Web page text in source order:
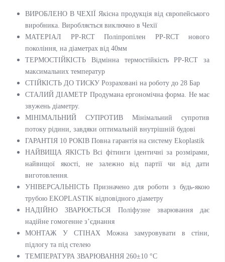
ВИРОБЛЕНО В ЧЕХІЇ Якісна продукція від європейського
виробника. Виробляється виключно в Чехії
МАТЕРІАЛ PP-RCT Поліпропілен PP-RCT нового
покоління, на діаметрах від 40мм
ТЕРМОСТІЙКІСТЬ Відмінна термостійкість PP-RCT за
максимальних температур
СТІЙКІСТЬ ДО ТИСКУ Розраховані на роботу до 28 Бар
СТАЛИЙ ДІАМЕТР Продумана ергономічна форма. Не має
звужень діаметру.
МІНІМАЛЬНИЙ СУПРОТИВ Мінімальний супротив
потоку рідини, завдяки оптимальній внутрішній будові
ГАРАНТІЯ 10 РОКІВ Повна гарантія на систему Ekoplastik
НАЙВИЩА ЯКІСТЬ Всі фітинги ідентичні за розмірами,
найвищої якості, не залежно від партії чи від дати
виготовлення.
УНІВЕРСАЛЬНІСТЬ Призначено для роботи з будь-якою
трубою EKOPLASTIK відповідного діаметру
НАДІЙНО ЗВАРЮЄТЬСЯ Поліфузне зварювання дає
надійне гомогенне з’єднання
МОНТАЖ У СТІНАХ Можна замуровувати в стіни,
підлогу та під стелею
ТЕМПЕРАТУРА ЗВАРЮВАННЯ 260±10 °C